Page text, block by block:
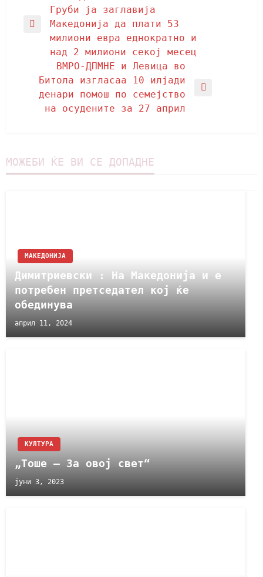
Груби ја заглавија
Македонија да плати 53
милиони евра еднократно и
над 2 милиони секој месец
ВМРО-ДПМНЕ и Левица во
Битола изгласаа 10 илјади
денари помош по семејство
на осудените за 27 април
МОЖЕБИ ЌЕ ВИ СЕ ДОПАДНЕ
МАКЕДОНИЈА
Димитриевски : На Македонија и е
потребен претседател кој ќе
обединува
април 11, 2024
КУЛТУРА
„Тоше – За овој свет“
јуни 3, 2023